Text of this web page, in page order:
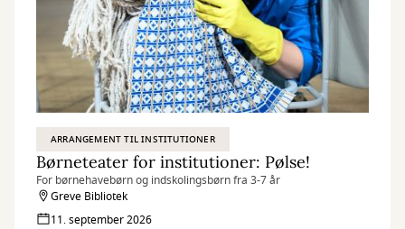
ARRANGEMENT TIL INSTITUTIONER
Børneteater for institutioner: Pølse!
For børnehavebørn og indskolingsbørn fra 3-7 år
Greve Bibliotek
11. september 2026